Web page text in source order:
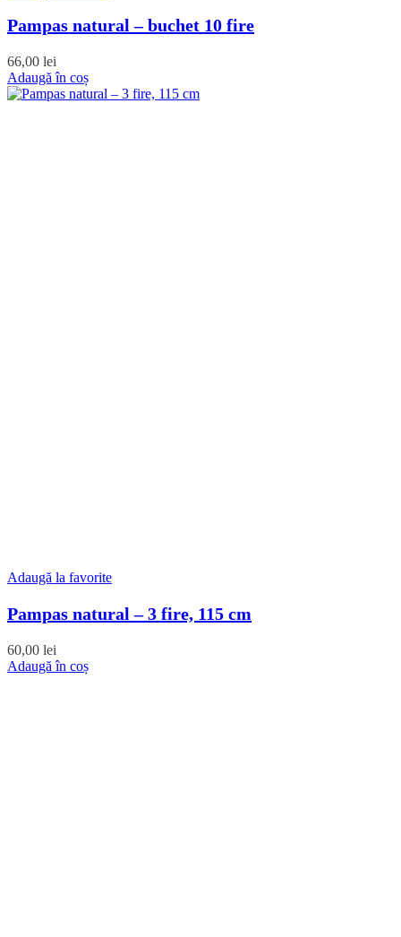
Pampas natural – buchet 10 fire
66,00 lei
Adaugă în coș
Adaugă la favorite
Pampas natural – 3 fire, 115 cm
60,00 lei
Adaugă în coș